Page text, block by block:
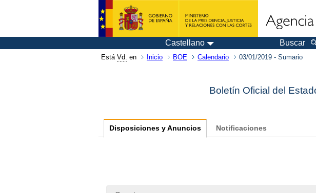
Castellano Buscar
Está Vd. en Inicio BOE Calendario 03/01/2019 - Sumario
Boletín Oficial del
Disposiciones y Anuncios Notificaciones